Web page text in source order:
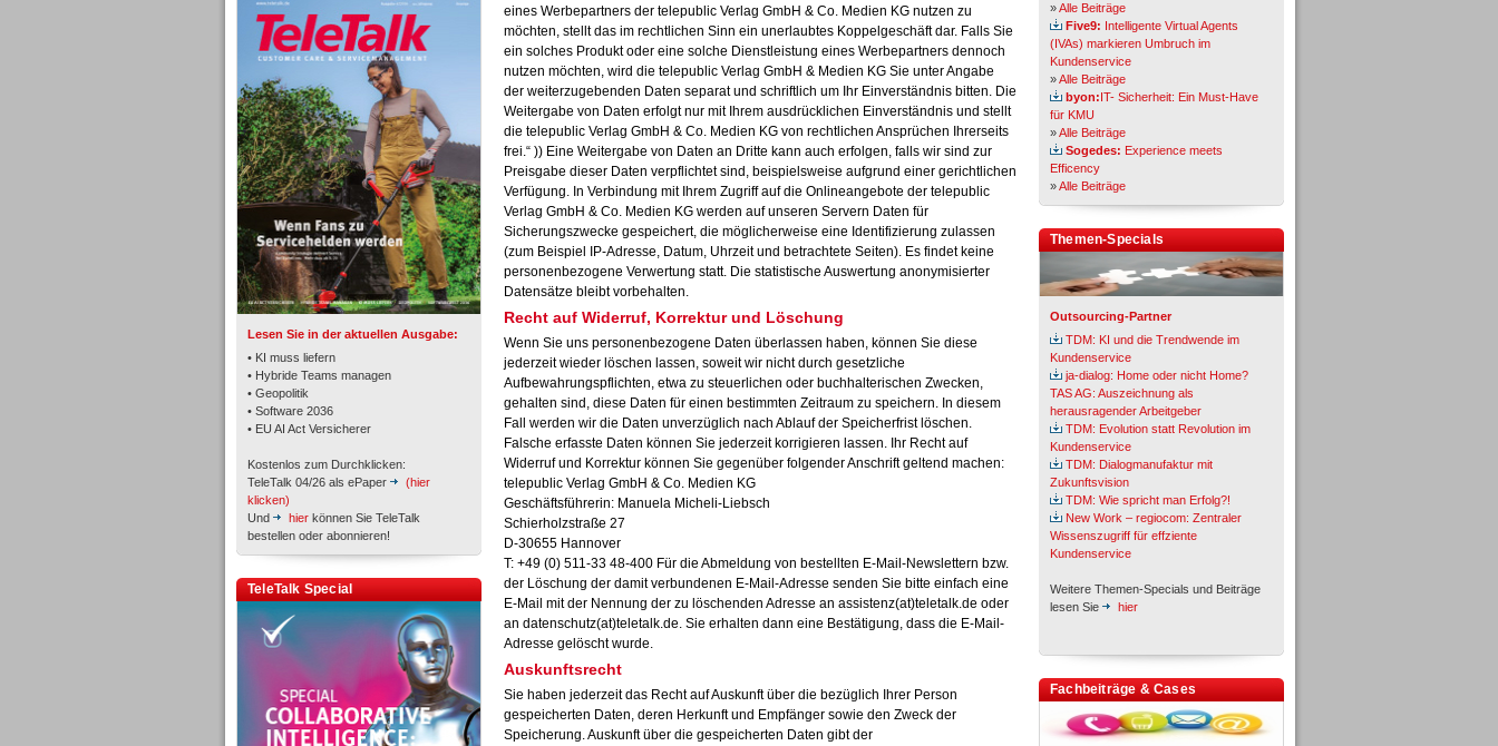
Lesen Sie in der aktuellen Ausgabe:
• KI muss liefern
• Hybride Teams managen
• Geopolitik
• Software 2036
• EU AI Act Versicherer
Kostenlos zum Durchklicken:
TeleTalk 04/26 als ePaper
(hier
klicken)
Und
hier können Sie TeleTalk
bestellen oder abonnieren!
TeleTalk Special
TK- und ACD-Systeme
Workforce-Management
Personal
Personal
eines Werbepartners der telepublic Verlag GmbH & Co. Medien KG nutzen zu
möchten, stellt das im rechtlichen Sinn ein unerlaubtes Koppelgeschäft dar. Falls Sie
ein solches Produkt oder eine solche Dienstleistung eines Werbepartners dennoch
nutzen möchten, wird die telepublic Verlag GmbH & Medien KG Sie unter Angabe
der weiterzugebenden Daten separat und schriftlich um Ihr Einverständnis bitten. Die
Weitergabe von Daten erfolgt nur mit Ihrem ausdrücklichen Einverständnis und stellt
die telepublic Verlag GmbH & Co. Medien KG von rechtlichen Ansprüchen Ihrerseits
frei.“ )) Eine Weitergabe von Daten an Dritte kann auch erfolgen, falls wir sind zur
Preisgabe dieser Daten verpflichtet sind, beispielsweise aufgrund einer gerichtlichen
Verfügung. In Verbindung mit Ihrem Zugriff auf die Onlineangebote der telepublic
Verlag GmbH & Co. Medien KG werden auf unseren Servern Daten für
Sicherungszwecke gespeichert, die möglicherweise eine Identifizierung zulassen
(zum Beispiel IP-Adresse, Datum, Uhrzeit und betrachtete Seiten). Es findet keine
personenbezogene Verwertung statt. Die statistische Auswertung anonymisierter
Datensätze bleibt vorbehalten.
Recht auf Widerruf, Korrektur und Löschung
Wenn Sie uns personenbezogene Daten überlassen haben, können Sie diese
jederzeit wieder löschen lassen, soweit wir nicht durch gesetzliche
Aufbewahrungspflichten, etwa zu steuerlichen oder buchhalterischen Zwecken,
gehalten sind, diese Daten für einen bestimmten Zeitraum zu speichern. In diesem
Fall werden wir die Daten unverzüglich nach Ablauf der Speicherfrist löschen.
Falsche erfasste Daten können Sie jederzeit korrigieren lassen. Ihr Recht auf
Widerruf und Korrektur können Sie gegenüber folgender Anschrift geltend machen:
telepublic Verlag GmbH & Co. Medien KG
Geschäftsführerin: Manuela Micheli-Liebsch
Schierholzstraße 27
D-30655 Hannover
T: +49 (0) 511-33 48-400 Für die Abmeldung von bestellten E-Mail-Newslettern bzw.
der Löschung der damit verbundenen E-Mail-Adresse senden Sie bitte einfach eine
E-Mail mit der Nennung der zu löschenden Adresse an assistenz(at)teletalk.de oder
an datenschutz(at)teletalk.de. Sie erhalten dann eine Bestätigung, dass die E-Mail-
Adresse gelöscht wurde.
Auskunftsrecht
Sie haben jederzeit das Recht auf Auskunft über die bezüglich Ihrer Person
gespeicherten Daten, deren Herkunft und Empfänger sowie den Zweck der
Speicherung. Auskunft über die gespeicherten Daten gibt der
»Alle Beiträge
Five9: Intelligente Virtual Agents
(IVAs) markieren Umbruch im
Kundenservice
»Alle Beiträge
byon:IT- Sicherheit: Ein Must-Have
für KMU
»Alle Beiträge
Sogedes: Experience meets
Efficency
»Alle Beiträge
Themen-Specials
Outsourcing-Partner
TDM: KI und die Trendwende im
Kundenservice
ja-dialog: Home oder nicht Home?
TAS AG: Auszeichnung als
herausragender Arbeitgeber
TDM: Evolution statt Revolution im
Kundenservice
TDM: Dialogmanufaktur mit
Zukunftsvision
TDM: Wie spricht man Erfolg?!
New Work – regiocom: Zentraler
Wissenszugriff für effziente
Kundenservice
Weitere Themen-Specials und Beiträge
lesen Sie
hier
Fachbeiträge & Cases